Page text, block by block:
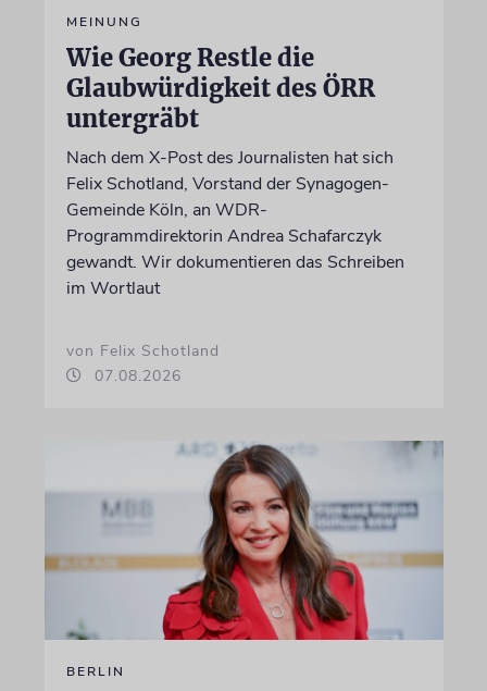
MEINUNG
Wie Georg Restle die
Glaubwürdigkeit des ÖRR
untergräbt
Nach dem X-Post des Journalisten hat sich
Felix Schotland, Vorstand der Synagogen-
Gemeinde Köln, an WDR-
Programmdirektorin Andrea Schafarczyk
gewandt. Wir dokumentieren das Schreiben
im Wortlaut
von Felix Schotland
07.08.2026
BERLIN